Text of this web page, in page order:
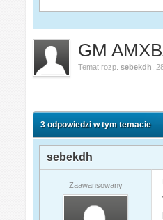
GM
Temat rozp.sebekdh
3 odpowiedzi w tym temacie
sebekdh
Zaawansowany